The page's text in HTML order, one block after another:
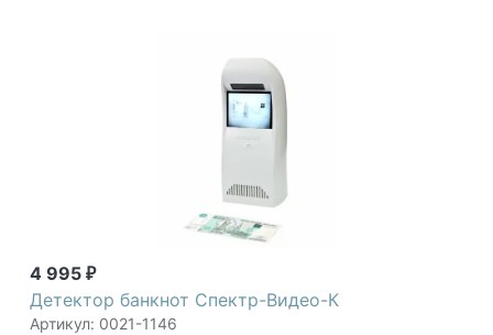
4 995 ₽
Детектор банкнот Спектр-Видео-К
Артикул: 0021-1146